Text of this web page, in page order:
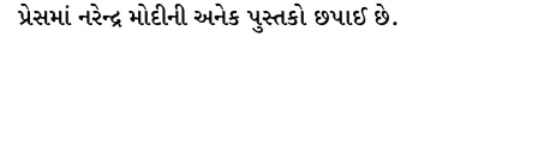
પ્રેસમાં નરેન્દ્ર મોદીની અનેક પુસ્તકો છપાઈ છે.